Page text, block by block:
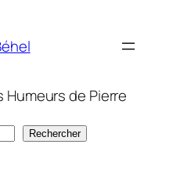
de Pierre
Rechercher